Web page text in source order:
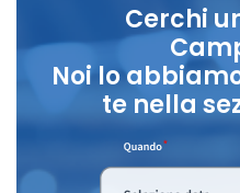
Cerchi
Noi lo
te nella